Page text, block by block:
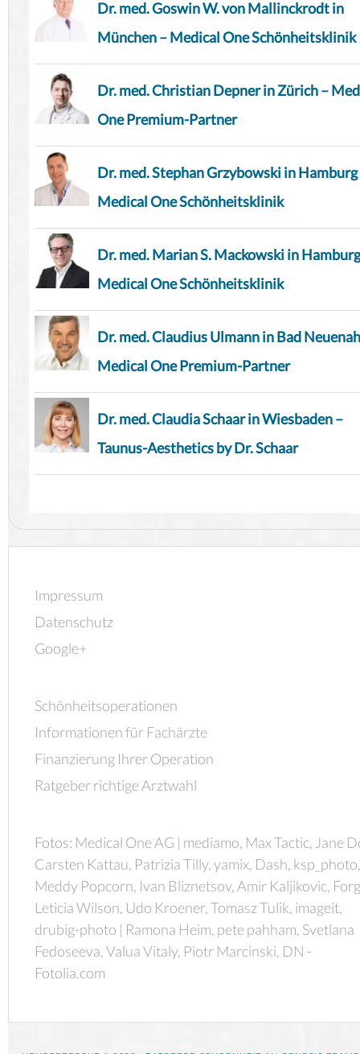
Dr. med. Goswin W. von Mallinckrodt in
München – Medical One Schönheitsklinik
Dr. med. Christian Depner in Zürich –
One Premium-Partner
Dr. med. Stephan Grzybowski in Hamburg
Medical One Schönheitsklinik
Dr. med. Marian S. Mackowski in
Medical One Schönheitsklinik
Dr. med. Claudius Ulmann in Bad
Medical One Premium-Partner
Dr. med. Claudia Schaar in Wiesbaden –
Taunus-Aesthetics by Dr. Schaar
Impressum
Datenschutz
Google+
Schönheitsoperationen
Informationen für Fachärzte
Finanzierung Ihrer Operation
Ratgeber richtige Arztwahl
Fotos: Medical One AG | mediamo, Max Tactic, Jane
Carsten Kattau, Patrizia Tilly, yamix, Dash, ksp_photo,
Meddy Popcorn, Ivan Bliznetsov, Amir Kaljikovic,
Leticia Wilson, Udo Kroener, Tomasz Tulik, imageit,
drubig-photo | Ramona Heim, pete pahham, Svetlana
Fedoseeva, Valua Vitaly, Piotr Marcinski, DN -
Fotolia.com